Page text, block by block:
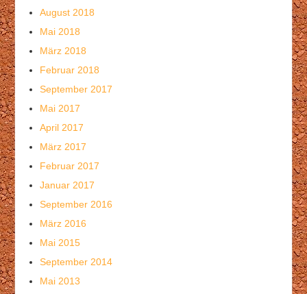
August 2018
Mai 2018
März 2018
Februar 2018
September 2017
Mai 2017
April 2017
März 2017
Februar 2017
Januar 2017
September 2016
März 2016
Mai 2015
September 2014
Mai 2013